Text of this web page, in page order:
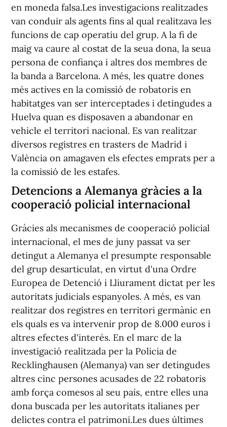
en moneda falsa.Les investigacions realitzades
van conduir als agents fins al qual realitzava les
funcions de cap operatiu del grup. A la fi de
maig va caure al costat de la seua dona, la seua
persona de confiança i altres dos membres de
la banda a Barcelona. A més, les quatre dones
més actives en la comissió de robatoris en
habitatges van ser interceptades i detingudes a
Huelva quan es disposaven a abandonar en
vehicle el territori nacional. Es van realitzar
diversos registres en trasters de Madrid i
València on amagaven els efectes emprats per a
la comissió de les estafes.
Detencions a Alemanya gràcies a la
cooperació policial internacional
Gràcies als mecanismes de cooperació policial
internacional, el mes de juny passat va ser
detingut a Alemanya el presumpte responsable
del grup desarticulat, en virtut d'una Ordre
Europea de Detenció i Lliurament dictat per les
autoritats judicials espanyoles. A més, es van
realitzar dos registres en territori germànic en
els quals es va intervenir prop de 8.000 euros i
altres efectes d'interés. En el marc de la
investigació realitzada per la Policia de
Recklinghausen (Alemanya) van ser detingudes
altres cinc persones acusades de 22 robatoris
amb força comesos al seu país, entre elles una
dona buscada per les autoritats italianes per
delictes contra el patrimoni.Les dues últimes